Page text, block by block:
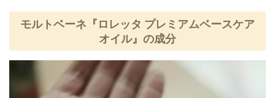
モルトベーネ『ロレッタ プレミアムベースケア
オイル』の成分